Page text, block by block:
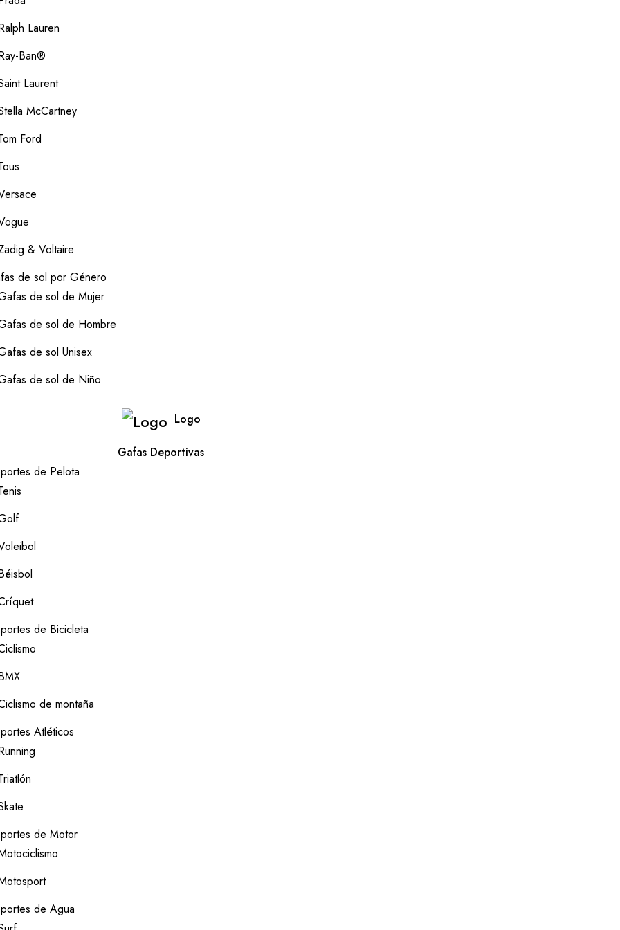
Lauren
Ban®
Laurent
McCartney
Ford
& Voltaire
de sol por Género
de sol de Mujer
de sol de Hombre
de sol Unisex
de sol de Niño
Logo
Gafas Deportivas
de Pelota
de Bicicleta
de montaña
Atléticos
de Motor
de Agua